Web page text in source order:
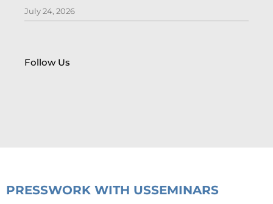
July 24, 2026
Follow Us
PRESSWORK WITH USSEMINARS